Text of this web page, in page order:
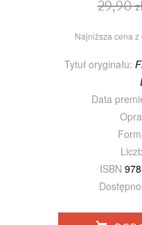
29,90
Najniższa cena z
Tytuł oryginału:
Data
ISBN